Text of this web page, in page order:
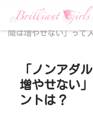
ホーム コラム
間は増やせない」って
「ノンアダ
増やせない
ントは？